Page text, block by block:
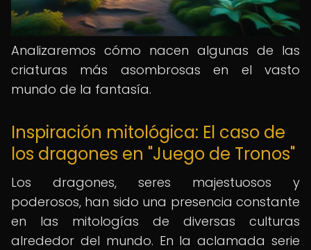
Analizaremos cómo nacen algunas de las
criaturas más asombrosas en el vasto
mundo de la fantasía.
Inspiración mitológica: El caso de
los dragones en "Juego de Tronos"
Los dragones, seres majestuosos y
poderosos, han sido una presencia constante
en las mitologías de diversas culturas
alrededor del mundo. En la aclamada serie